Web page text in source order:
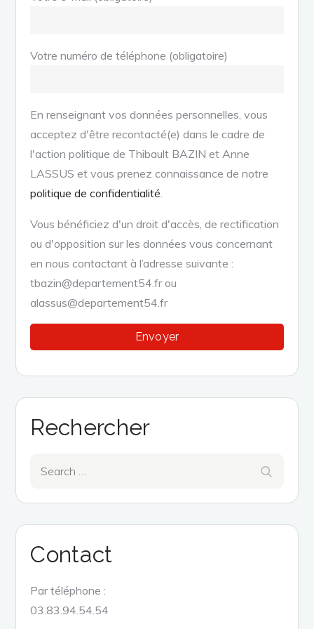
Votre numéro de téléphone (obligatoire)
En renseignant vos données personnelles, vous
acceptez d'être recontacté(e) dans le cadre de
l'action politique de Thibault BAZIN et Anne
LASSUS et vous prenez connaissance de notre
politique de confidentialité
Vous bénéficiez d'un droit d'accès, de rectification
ou d'opposition sur les données vous concernant
en nous contactant à l’adresse suivante :
tbazin@departement54.fr ou
alassus@departement54.fr
Rechercher
Contact
Par téléphone :
03.83.94.54.54